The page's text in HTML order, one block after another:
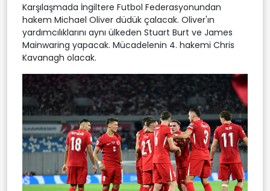
Karşılaşmada İngiltere Futbol Federasyonundan
hakem Michael Oliver düdük çalacak. Oliver'ın
yardımcılıklarını aynı ülkeden Stuart Burt ve James
Mainwaring yapacak. Mücadelenin 4. hakemi Chris
Kavanagh olacak.